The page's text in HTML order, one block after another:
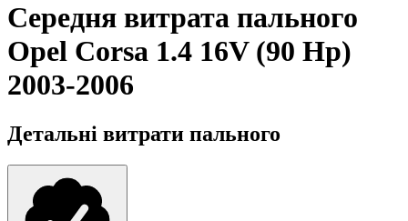
Середня витрата пального
Opel Corsa 1.4 16V (90 Hp)
2003-2006
Детальні витрати пального